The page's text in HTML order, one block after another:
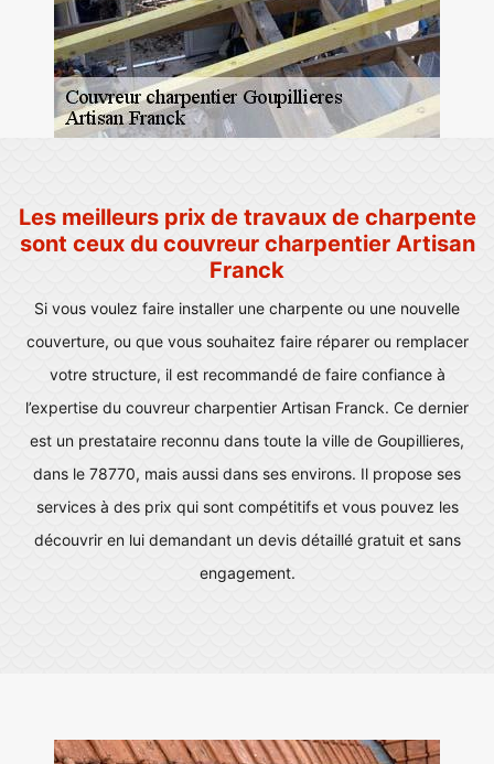
Les meilleurs prix de travaux de charpente
sont ceux du couvreur charpentier Artisan
Franck
Si vous voulez faire installer une charpente ou une nouvelle
couverture, ou que vous souhaitez faire réparer ou remplacer
votre structure, il est recommandé de faire confiance à
l’expertise du couvreur charpentier Artisan Franck. Ce dernier
est un prestataire reconnu dans toute la ville de Goupillieres,
dans le 78770, mais aussi dans ses environs. Il propose ses
services à des prix qui sont compétitifs et vous pouvez les
découvrir en lui demandant un devis détaillé gratuit et sans
engagement.